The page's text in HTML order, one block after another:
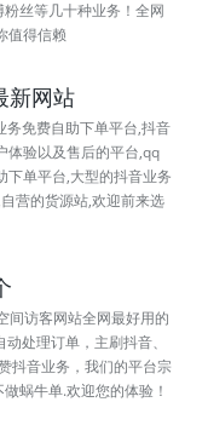
丝等几十种业务！全网
值得信赖
新网站
免费自助下单平台,抖音
体验以及售后的平台,qq
下单平台,大型的抖音业务
营的货源站,欢迎前来选
间访客网站全网最好用的
处理订单，主刷抖音、
抖音业务，我们的平台宗
蜗牛单.欢迎您的体验！